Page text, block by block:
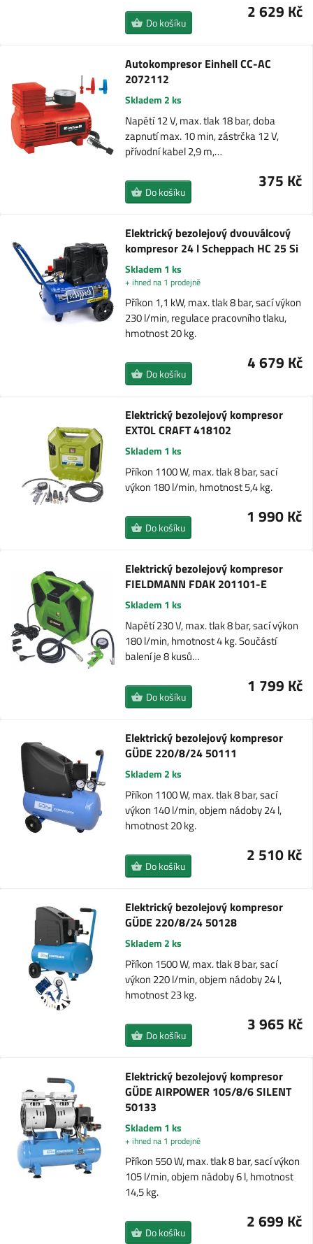
2 629 Kč
Do košíku
Autokompresor Einhell CC-AC
2072112
Skladem 2 ks
Napětí 12 V, max. tlak 18 bar, doba
zapnutí max. 10 min, zástrčka 12 V,
přívodní kabel 2,9 m,…
375 Kč
Do košíku
Elektrický bezolejový dvouválcový
kompresor 24 l Scheppach HC 25 Si
Skladem 1 ks
+ ihned na 1 prodejně
Příkon 1,1 kW, max. tlak 8 bar, sací výkon
230 l/min, regulace pracovního tlaku,
hmotnost 20 kg.
4 679 Kč
Do košíku
Elektrický bezolejový kompresor
EXTOL CRAFT 418102
Skladem 1 ks
Příkon 1100 W, max. tlak 8 bar, sací
výkon 180 l/min, hmotnost 5,4 kg.
1 990 Kč
Do košíku
Elektrický bezolejový kompresor
FIELDMANN FDAK 201101-E
Skladem 1 ks
Napětí 230 V, max. tlak 8 bar, sací výkon
180 l/min, hmotnost 4 kg. Součástí
balení je 8 kusů…
1 799 Kč
Do košíku
Elektrický bezolejový kompresor
GÜDE 220/8/24 50111
Skladem 2 ks
Příkon 1100 W, max. tlak 8 bar, sací
výkon 140 l/min, objem nádoby 24 l,
hmotnost 20 kg.
2 510 Kč
Do košíku
Elektrický bezolejový kompresor
GÜDE 220/8/24 50128
Skladem 2 ks
Příkon 1500 W, max. tlak 8 bar, sací
výkon 220 l/min, objem nádoby 24 l,
hmotnost 23 kg.
3 965 Kč
Do košíku
Elektrický bezolejový kompresor
GÜDE AIRPOWER 105/8/6 SILENT
50133
Skladem 1 ks
+ ihned na 1 prodejně
Příkon 550 W, max. tlak 8 bar, sací výkon
105 l/min, objem nádoby 6 l, hmotnost
14,5 kg.
2 699 Kč
Do košíku